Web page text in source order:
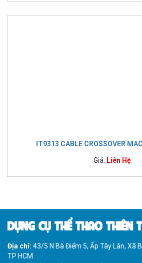
IT9313 CABLE CROSSOVER
Giá: Liên Hệ
DỤNG CỤ THỂ THAO THIÊN
Địa chỉ: 43/5 N Bà Điểm 5, Ấp Tây Lân, Xã
TP HCM